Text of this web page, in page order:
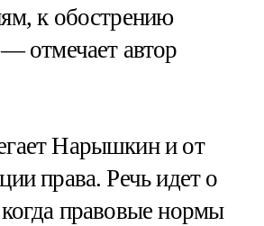
к обострению
отмечает автор
Нарышкин и от
права. Речь идет о
правовые нормы